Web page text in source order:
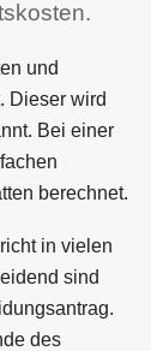
und
Dieser wird
Bei einer
berechnet.
in vielen
sind
des